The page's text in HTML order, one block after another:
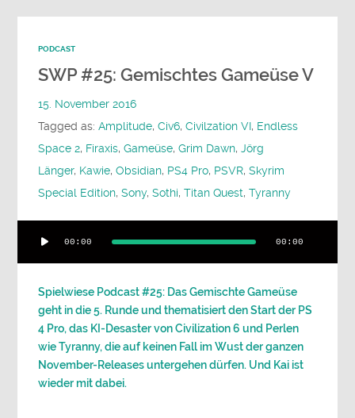
PODCAST
SWP #25: Gemischtes Gameüse V
15. November 2016
Tagged as:Amplitude,Civ6,Civilzation VI, Endless
Space 2, Firaxis,Gameüse,Grim Dawn,Jörg
Länger, Kawie,Obsidian, PS4 Pro, PSVR,Skyrim
Special Edition,Sony,Sothi,Titan Quest,Tyranny
Player
00:00 00:00
Spielwiese Podcast #25: Das Gemischte Gameüse
geht in die 5. Runde und thematisiert den Start der PS
4 Pro, das KI-Desaster von Civilization 6 und Perlen
wie Tyranny, die auf keinen Fall im Wust der ganzen
November-Releases untergehen dürfen. Und Kai ist
wieder mit dabei.